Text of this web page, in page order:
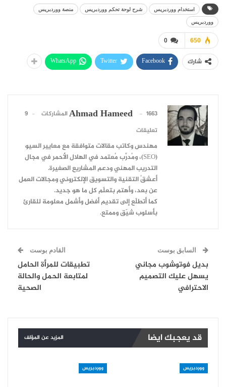
استخدام ووردبريس شرح لوحة تحكم ووردبريس
منصة ووردبريس
ووردبريس
0 650
شارك Facebook
Twitter
WhatsApp
Ahmad Hameed 1663 المشاركات
9
تعليقات
مهندس وكاتب مقالات متوافقة مع معايير السيو
(SEO)، ومُدرِّب مُعتمد في الهلال الأحمر في مجال
التدريب المهني ودعم المشاريع الصغيرة.
أعشقُ التقنية والتسويق الإلكتروني ومجالات العمل
عن بعد، وأهتم بتعلّم كل ما هو جديد.
كما أتطلّع إلى تقديم أفضل وأشمل معلومة للقارئ
بأسلوب شيّق وممتع.
السابق بوست
بديل فوتوشوب مجاني
يسهل عليك التصميم
الاحترافي
القادم بوست
تطبيقات للمرأة الحامل
لمتابعة الحمل والحالة
الصحية
قد يعجبك ايضا المزيد عن المؤلف
ووردبريس ووردبريس